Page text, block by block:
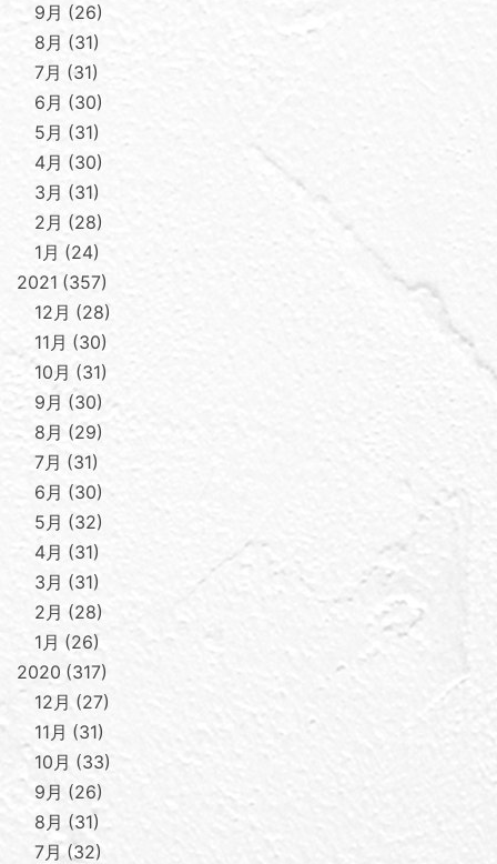
9月
26
8月
31
7月
31
6月
30
5月
31
4月
30
3月
31
2月
28
1月
24
2021 357
12月
28
11月
30
10月
31
9月
30
8月
29
7月
31
6月
30
5月
32
4月
31
3月
31
2月
28
1月
26
2020 317
12月
27
11月
31
10月
33
9月
26
8月
31
7月
32